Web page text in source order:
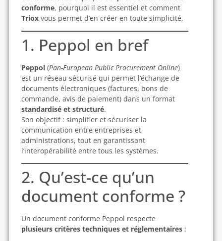
conforme, pourquoi il est essentiel et comment
Trioxvous permet d’en créer en toute simplicité.
1. Peppol en bref
Peppol(Pan-European Public Procurement Online)
est un réseau sécurisé qui permet l’échange de
documents électroniques (factures, bons de
commande, avis de paiement) dans un format
standardisé et structuré.
Son objectif : simplifier et sécuriser la
communication entre entreprises et
administrations, tout en garantissant
l’interopérabilité entre tous les systèmes.
2. Qu’est-ce qu’un
document conforme ?
Un document conforme Peppol respecte
plusieurs critères techniques et réglementaires: